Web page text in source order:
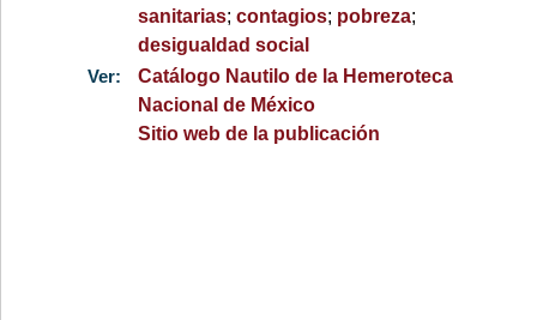
sanitarias;contagios; pobreza;
desigualdad social
Ver:
Catálogo Nautilo de la Hemeroteca
Nacional de México
Sitio web de la publicación